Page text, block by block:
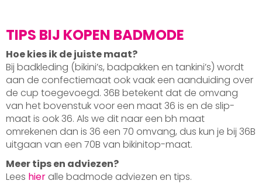
TIPS BIJ KOPEN BADMODE
Hoe kies ik de juiste maat?
Bij badkleding (bikini’s, badpakken en tankini’s) wordt
aan de confectiemaat ook vaak een aanduiding over
de cup toegevoegd. 36B betekent dat de omvang
van het bovenstuk voor een maat 36 is en de slip-
maat is ook 36. Als we dit naar een bh maat
omrekenen dan is 36 een 70 omvang, dus kun je bij 36B
uitgaan van een 70B van bikinitop-maat.
Meer tips en adviezen?
Lees hier alle badmode adviezen en tips.